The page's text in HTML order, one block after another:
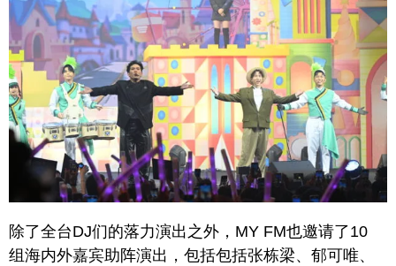
除了全台DJ们的落力演出之外，MY FM也邀请了10
组海内外嘉宾助阵演出，包括包括张栋梁、郁可唯、